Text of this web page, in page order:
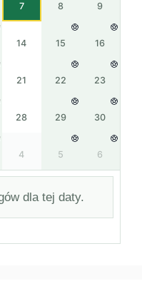
7 8 9
14 15 16
21 22 23
28 29 30
4 5 6
dla tej daty.